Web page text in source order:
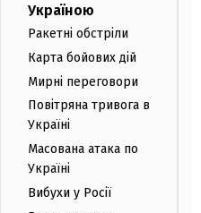
Україною
Ракетні обстріли
Карта бойових дій
Мирні переговори
Повітряна тривога в
Україні
Масована атака по
Україні
Вибухи у Росії